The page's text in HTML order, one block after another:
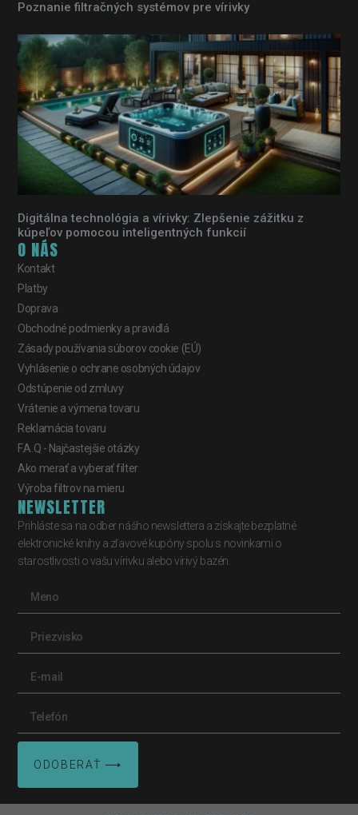
Poznanie filtračných systémov pre vírivky
Digitálna technológia a vírivky: Zlepšenie zážitku z
kúpeľov pomocou inteligentných funkcií
O NÁS
Kontakt
Platby
Doprava
Obchodné podmienky a pravidlá
Zásady používania súborov cookie (EÚ)
Vyhlásenie o ochrane osobných údajov
Odstúpenie od zmluvy
Vrátenie a výmena tovaru
Reklamácia tovaru
F.A.Q - Najčastejšie otázky
Ako merať a vyberať filter
Výroba filtrov na mieru
NEWSLETTER
Prihláste sa na odber nášho newslettera a získajte bezplatné
elektronické knihy a zľavové kupóny spolu s novinkami o
starostlivosti o vašu vírivku alebo vírivý bazén.
ODOBERAŤ ⟶